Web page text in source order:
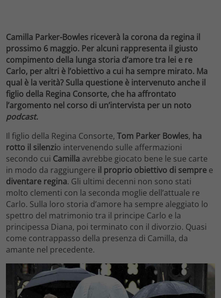
Camilla Parker-Bowles riceverà la corona da regina il
prossimo 6 maggio. Per alcuni rappresenta il giusto
compimento della lunga storia d’amore tra lei e re
Carlo, per altri è l’obiettivo a cui ha sempre mirato. Ma
qual è la verità? Sulla questione è intervenuto anche il
figlio della Regina Consorte, che ha affrontato
l’argomento nel corso di un’intervista per un noto
podcast.
Il figlio della Regina Consorte, Tom Parker Bowles, ha
rotto il silenzio intervenendo sulle affermazioni
secondo cui Camilla avrebbe giocato bene le sue carte
in modo da raggiungere il proprio obiettivo di sempre e
diventare regina. Gli ultimi decenni non sono stati
molto clementi con la seconda moglie dell’attuale re
Carlo. Sulla loro storia d’amore ha sempre aleggiato lo
spettro del matrimonio tra il principe Carlo e la
principessa Diana, poi terminato con il divorzio. Quasi
come contrappasso della presenza di Camilla, da
amante nel precedente.